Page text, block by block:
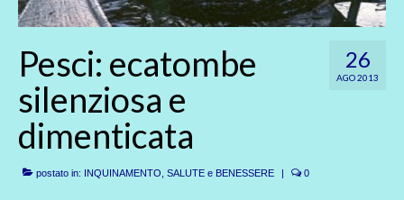
26
AGO 2013
Pesci: ecatombe
silenziosa e
dimenticata
postato in: INQUINAMENTO SALUTE e BENESSERE | 0